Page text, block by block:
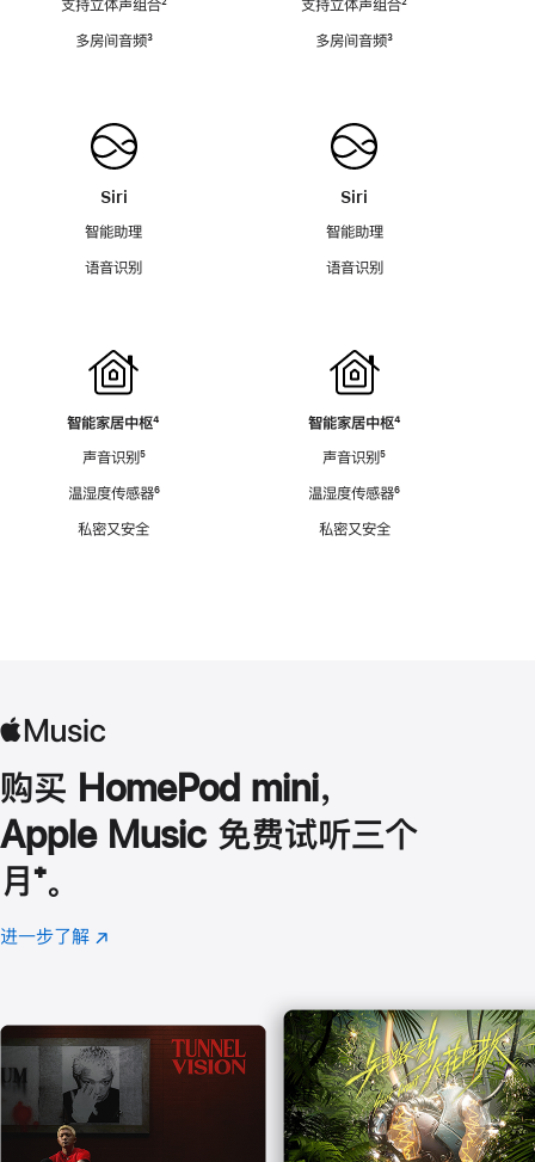
支持立体声组合脚
²
多房间音频脚
³
Siri
智能助理
语音识别
智能家居中枢脚
⁴
声音识别脚
⁵
温湿度传感器脚
⁶
私密又安全
支持立体声组合脚
²
多房间音频脚
³
Siri
智能助理
语音识别
智能家居中枢脚
⁴
声音识别脚
⁵
温湿度传感器脚
⁶
私密又安全
购买 HomePod mini，
Apple Music 免费试听三个
月 脚
注
⁺。
进一步了解 Apple
(在
口
中
打
开)